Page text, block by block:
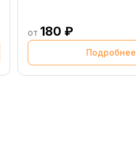
от 180 ₽
Подробнее